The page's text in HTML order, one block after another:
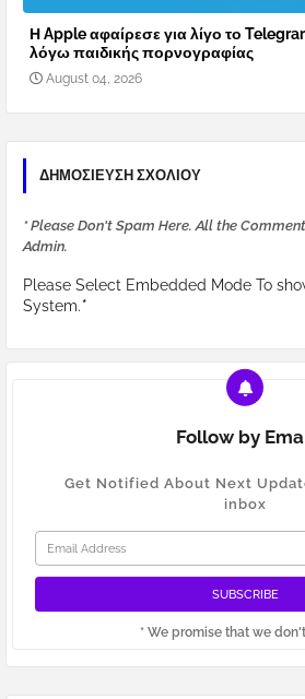
Η Apple αφαίρεσε για λίγο το
λόγω παιδικής πορνογραφίας
August 04, 2026
ΔΗΜΟΣΊΕΥΣΗ ΣΧΟΛΊΟΥ
* Please Don't Spam Here. All the
Admin.
Please Select Embedded Mode To
System.*
Follow by
Get Notified About Next
inbox
* We promise that we